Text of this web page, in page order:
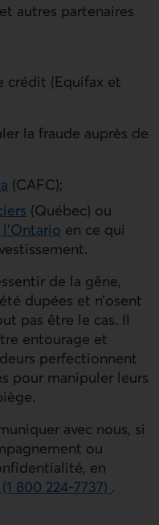
autres partenaires
crédit (Equifax et
la fraude auprès de
(CAFC);
(Québec) ou
en ce qui
de la gêne,
dupées et n’osent
pas être le cas. Il
entourage et
perfectionnent
pour manipuler leurs
avec nous, si
ou
en
800 224-7737) .